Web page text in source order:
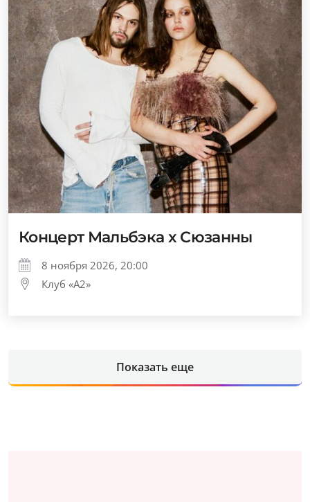
Концерт Мальбэка x Сюзанны
8 ноября 2026, 20:00
Клуб «А2»
Показать еще